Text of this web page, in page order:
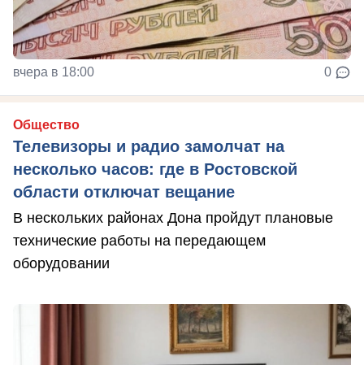
вчера в 18:00 0
Общество
Телевизоры и радио замолчат на
несколько часов: где в Ростовской
области отключат вещание
В нескольких районах Дона пройдут плановые
технические работы на передающем
оборудовании